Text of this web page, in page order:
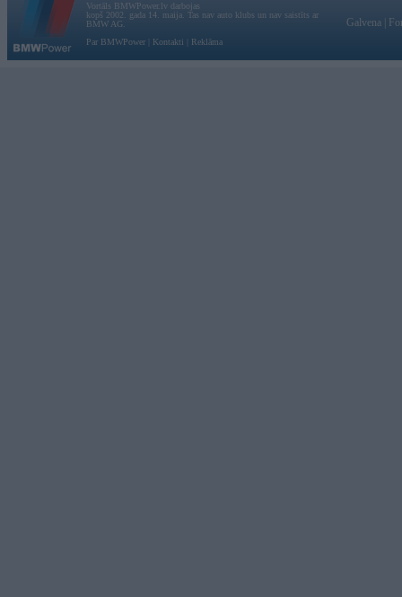
Vortāls BMWPower.lv darbojas
kopš 2002. gada 14. maija. Tas nav auto klubs un nav saistīts ar
BMW AG.
Par BMWPower
Kontakti Reklāma
Galvena